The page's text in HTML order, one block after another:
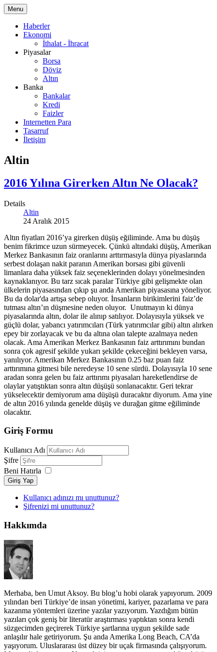
Menu
Haberler
Ekonomi
İthalat - İhracat
Piyasalar
Borsa
Döviz
Altın
Banka
Bankalar
Kredi
Faizler
Internetten Para
Tasarruf
İletişim
Altin
2016 Yılına Girerken Altın Ne Olacak?
Details
Altin
24 Aralık 2015
Altın fiyatları 2016’ya girerken düşüş eğiliminde. Ama bu düşüş
benim fikrimce uzun sürmeyecek. Çünkü altındaki düşüş, Amerikan
Merkez Bankasının faiz oranlarını arttırmasıyla dünya piyaslarında
serbest dolaşan nakit paranın Amerikan borsası gibi güvenli
limanlara daha yüksek faiz seçeneklerinden dolayı yönelmesinden
kaynaklanıyor. Bu tarz sıcak paralar Türkiye gibi gelişmekte olan
ülkelerin piyasasından çıkıp şu anda Amerikan piyasasına yöneliyor.
Bu da dolar'da artışa sebep oluyor. İnsanların birikimlerini faiz’de
tutması altın’ın düşmesine neden oluyor. Unutmayın ki dünya
piyasalarında altın, dolar ile alınıp satılıyor. Dolayısıyla yüksek ve
güçlü dolar, yabancı yatırımcıları (Türk yatırımcılar gibi) altın alırken
epey bir zorlayacak ve bu da altına olan talepte azalmaya neden
olacak. Ama Amerikan Merkez Bankasının faiz arttırımını bundan
sonra çok agresif şekilde yukarı şekilde çekeceğini bekleyen varsa,
yanılıyor. Amerikan Merkez Bankasının 0.25 baz puan faiz
arttırımına gitmesi bile neredeyse 10 sene sürdü. Dolayısıyla 10 sene
aradan sonra gelen bu faiz arttırımı piyasaları hareketlendirse de
olaylar yatıştıktan sonra altın düşüşü sonlanacaktır. Geri tekrar
yükselecektir demiyorum ama düşüşü duracaktır diyorum. Ama yine
de altın 2016 yılında genelde düşüş ve durağan gitme eğiliminde
olacaktır.
Giriş Formu
Kullanıcı Adı
Şifre
Beni Hatırla
Giriş Yap
Kullanıcı adınızı mı unuttunuz?
Şifrenizi mi unuttunuz?
Hakkımda
Merhaba, ben Umut Aksoy. Bu blog’u hobi olarak yapıyorum. 2009
yılından beri Türkiye’de insan yönetimi, kariyer, pazarlama ve para
kazanma yöntemleri üzerine yazılar yazıyorum. Yazdığım bütün
yazıları çok geniş bir literatür araştırması yaptıktan sonra kendi
süzgecimden geçirerek Türkiye şartlarına uygun şekilde sade
anlaşılır hale getiriyorum. Şu anda Amerika Long Beach, CA’da
yaşıyorum. Uluslararası üst düzey bir uçak firmasında çalışıyorum.